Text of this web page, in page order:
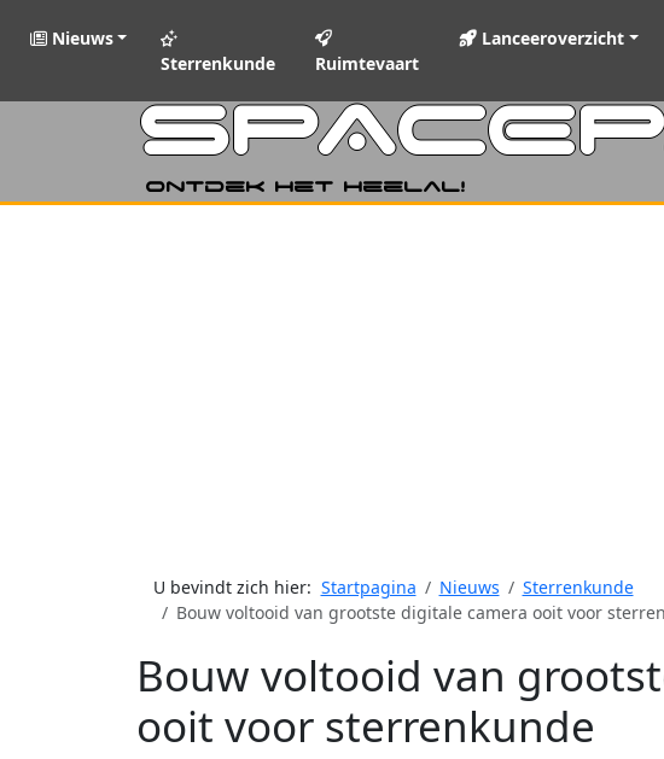
Nieuws
Sterrenkunde
Ruimtevaart
Lanceeroverzicht
Ontdek het heelal!
U bevindt zich hier: Startpagina Nieuws
Sterrenkunde
Bouw voltooid van grootste digitale camera ooit voor
Bouw voltooid van
ooit voor sterrenkunde